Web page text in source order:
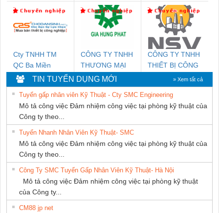
TIẾN HƯNG
DỊCH VỤ XNK
PHƯƠNG NAM
Cty TNHH TM
QC Ba Miền
CÔNG TY TNHH
THƯƠNG MẠI
DỊCH VỤ KỸ
THUẬT ĐIỆN CƠ
GIA HƯNG
PHÁT
CÔNG TY TNHH
THIẾT BỊ CÔNG
NGHIỆP NIHON
SETSUBI VIỆT
NAM
TIN TUYỂN DỤNG MỚI » Xem tất cả
Tuyển gấp nhân viên Kỹ Thuật - Cty SMC Engineering
Mô tả công việc Đảm nhiệm công việc tại phòng kỹ thuật của
Công ty theo...
Tuyển Nhanh Nhân Viên Kỹ Thuật- SMC
Mô tả công việc Đảm nhiệm công việc tại phòng kỹ thuật của
Công ty theo...
Công Ty SMC Tuyển Gấp Nhân Viên Kỹ Thuật- Hà Nội
Mô tả công việc Đảm nhiệm công việc tại phòng kỹ thuật
của Công ty...
CM88 jp net